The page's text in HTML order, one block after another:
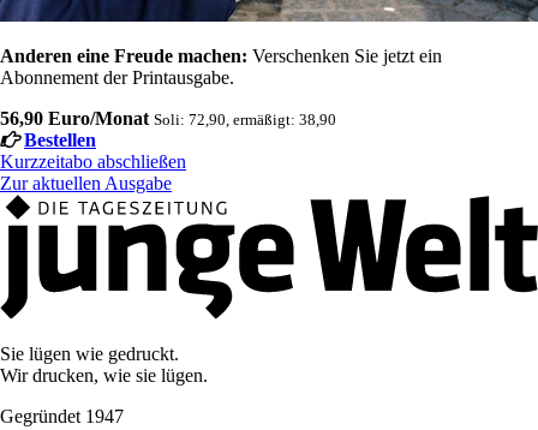
Anderen eine Freude machen: Verschenken Sie jetzt ein
Abonnement der Printausgabe.
56,90 Euro/Monat Soli: 72,90, ermäßigt: 38,90
Bestellen
Kurzzeitabo abschließen
Zur aktuellen Ausgabe
Sie lügen wie gedruckt.
Wir drucken, wie sie lügen.
Gegründet 1947